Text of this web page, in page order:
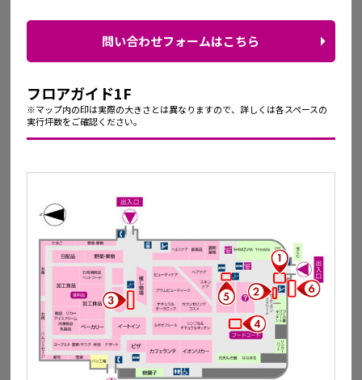
イオンモール綾川
香川県綾歌郡綾川町萱原822-1
詳しくはこちら
問い合わせフォームはこちら
フロアガイド1F
※マップ内の印は実際の大きさとは異なりますので、詳しくは各スペースの
実行坪数をご確認ください。